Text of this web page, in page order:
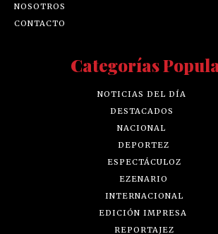
NOSOTROS
CONTACTO
Categorías
NOTICIAS DEL DÍA
DESTACADOS
NACIONAL
DEPORTEZ
ESPECTÁCULOZ
EZENARIO
INTERNACIONAL
EDICIÓN IMPRESA
REPORTAJEZ